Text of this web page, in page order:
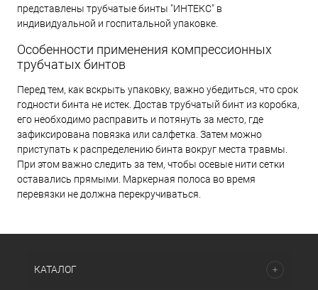
представлены трубчатые бинты "ИНТЕКС" в
индивидуальной и госпитальной упаковке.
Особенности применения компрессионных
трубчатых бинтов
Перед тем, как вскрыть упаковку, важно убедиться, что срок
годности бинта не истек. Достав трубчатый бинт из коробка,
его необходимо расправить и потянуть за место, где
зафиксирована повязка или салфетка. Затем можно
приступать к распределению бинта вокруг места травмы.
При этом важно следить за тем, чтобы осевые нити сетки
оставались прямыми. Маркерная полоса во время
перевязки не должна перекручиваться.
КАТАЛОГ